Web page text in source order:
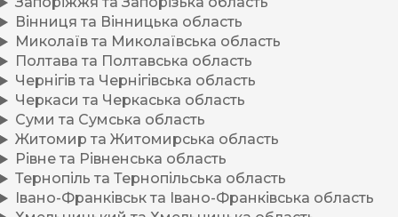
Вінниця та Вінницька область
Миколаїв та Миколаївська область
Полтава та Полтавська область
Чернігів та Чернігівська область
Черкаси та Черкаська область
Суми та Сумська область
Житомир та Житомирська область
Рівне та Рівненська область
Тернопіль та Тернопільська область
Івано-Франківськ та Івано-Франківська область